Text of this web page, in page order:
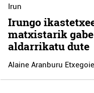
Irun
Irungo
matxistarik
aldarrikatu dute
Alaine Aranburu